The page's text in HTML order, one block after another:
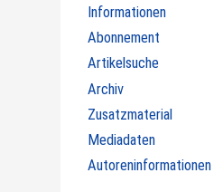
Informationen
Abonnement
Artikelsuche
Archiv
Zusatzmaterial
Mediadaten
Autoreninformationen